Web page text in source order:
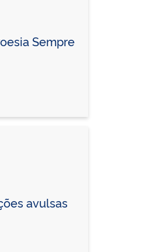
Sempre
avulsas